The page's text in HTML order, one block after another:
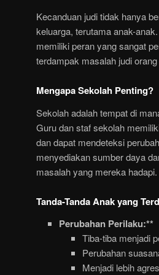
Kecanduan judi tidak hanya
keluarga, terutama anak-
memiliki peran yang sangat
terdampak masalah judi
Mengapa Sekolah Penting?
Sekolah adalah tempat di
Guru dan staf sekolah
dan dapat mendeteksi
menyediakan sumber daya
masalah yang mereka hadapi.
Tanda-Tanda Anak yang
Perubahan Perilaku:**
Tiba-tiba menjadi
Perubahan
Menjadi lebih